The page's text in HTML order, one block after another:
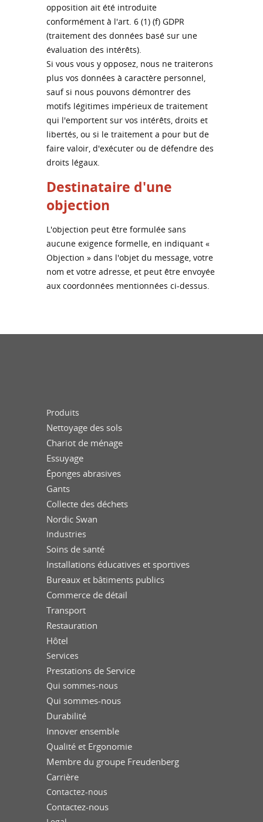
opposition ait été introduite
conformément à l'art. 6 (1) (f) GDPR
(traitement des données basé sur une
évaluation des intérêts).
Si vous vous y opposez, nous ne traiterons
plus vos données à caractère personnel,
sauf si nous pouvons démontrer des
motifs légitimes impérieux de traitement
qui l'emportent sur vos intérêts, droits et
libertés, ou si le traitement a pour but de
faire valoir, d'exécuter ou de défendre des
droits légaux.
Destinataire d'une
objection
L'objection peut être formulée sans
aucune exigence formelle, en indiquant «
Objection » dans l'objet du message, votre
nom et votre adresse, et peut être envoyée
aux coordonnées mentionnées ci-dessus.
Produits
Nettoyage des sols
Chariot de ménage
Essuyage
Éponges abrasives
Gants
Collecte des déchets
Nordic Swan
Industries
Soins de santé
Installations éducatives et sportives
Bureaux et bâtiments publics
Commerce de détail
Transport
Restauration
Hôtel
Services
Prestations de Service
Qui sommes-nous
Qui sommes-nous
Durabilité
Innover ensemble
Qualité et Ergonomie
Membre du groupe Freudenberg
Carrière
Contactez-nous
Contactez-nous